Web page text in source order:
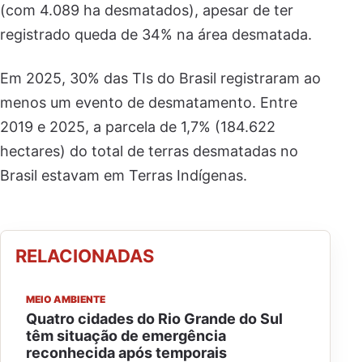
(com 4.089 ha desmatados), apesar de ter
registrado queda de 34% na área desmatada.
Em 2025, 30% das TIs do Brasil registraram ao
menos um evento de desmatamento. Entre
2019 e 2025, a parcela de 1,7% (184.622
hectares) do total de terras desmatadas no
Brasil estavam em Terras Indígenas.
RELACIONADAS
MEIO AMBIENTE
Quatro cidades do Rio Grande do Sul
têm situação de emergência
reconhecida após temporais